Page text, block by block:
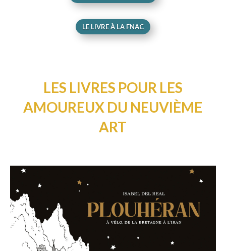
LE LIVRE À LA FNAC
LES LIVRES POUR LES
AMOUREUX DU NEUVIÈME
ART